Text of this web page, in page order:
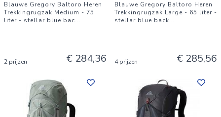
Blauwe Gregory Baltoro Heren
Trekkingrugzak Medium - 75
liter - stellar blue bac...
2 prijzen € 284,36
Blauwe Gregory Baltoro Heren
Trekkingrugzak Large - 65 liter -
stellar blue back...
4 prijzen € 285,56